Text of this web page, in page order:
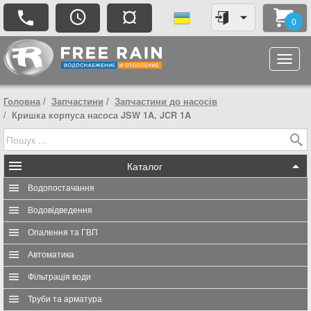
¤ 0
Головна Запчастини
Запчастини до насосів
Кришка корпуса насоса JSW 1A, JCR 1A
Каталог
Водопостачання
Водовідведення
Опалення та ГВП
Автоматика
Фільтрація води
Труби та арматура